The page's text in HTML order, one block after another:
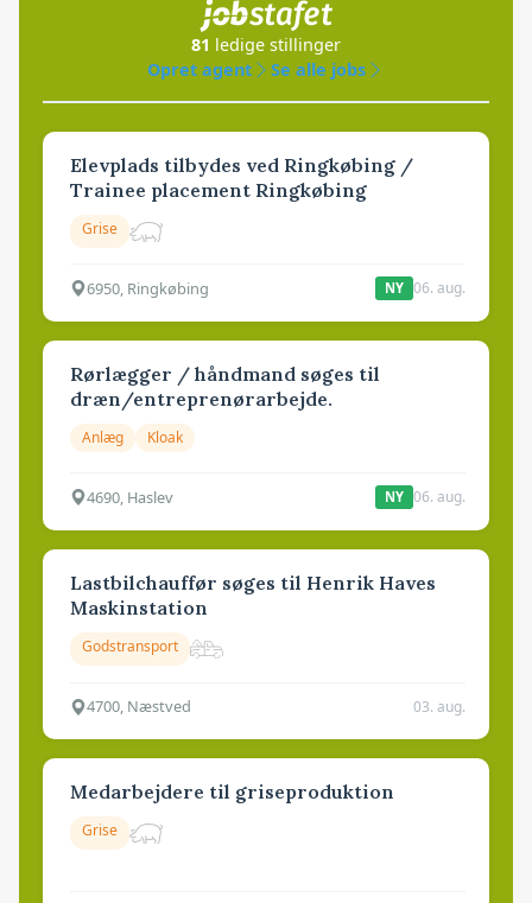
81 ledige stillinger
Opret agent
Se alle jobs
Elevplads tilbydes ved Ringkøbing /
Trainee placement Ringkøbing
Grise
6950, Ringkøbing NY 06. aug.
Rørlægger / håndmand søges til
dræn/entreprenørarbejde.
Anlæg Kloak
4690, Haslev NY 06. aug.
Lastbilchauffør søges til Henrik Haves
Maskinstation
Godstransport
4700, Næstved 03. aug.
Medarbejdere til griseproduktion
Grise